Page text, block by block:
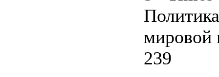
мировой
239